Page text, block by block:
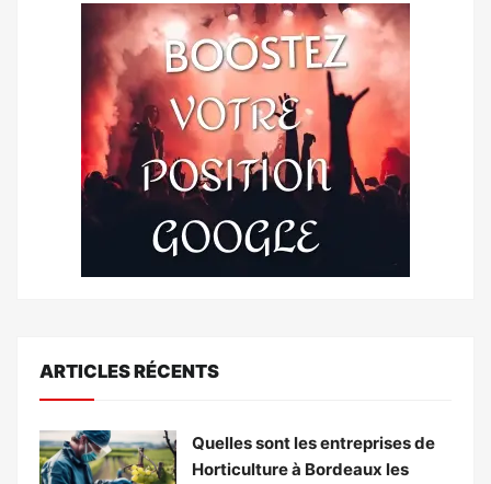
ARTICLES RÉCENTS
Quelles sont les entreprises de
Horticulture à Bordeaux les